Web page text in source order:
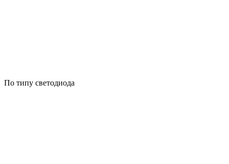
По типу светодиода